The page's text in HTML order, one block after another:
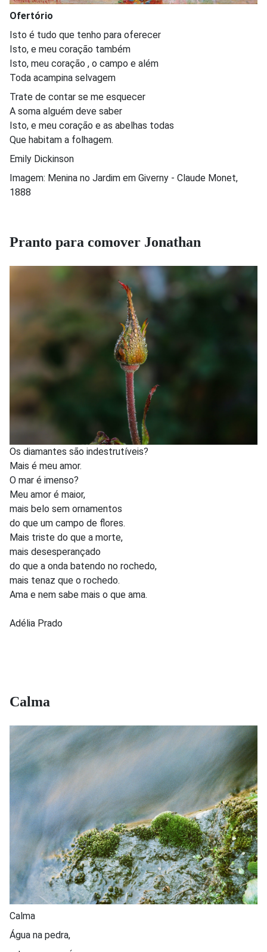
Ofertório
Isto é tudo que tenho para oferecer
Isto, e meu coração também
Isto, meu coração , o campo e além
Toda acampina selvagem
Trate de contar se me esquecer
A soma alguém deve saber
Isto, e meu coração e as abelhas todas
Que habitam a folhagem.
Emily Dickinson
Imagem: Menina no Jardim em Giverny - Claude Monet,
1888
Pranto para comover Jonathan
Os diamantes são indestrutíveis?
Mais é meu amor.
O mar é imenso?
Meu amor é maior,
mais belo sem ornamentos
do que um campo de flores.
Mais triste do que a morte,
mais desesperançado
do que a onda batendo no rochedo,
mais tenaz que o rochedo.
Ama e nem sabe mais o que ama.
Adélia Prado
Calma
Calma
Água na pedra,